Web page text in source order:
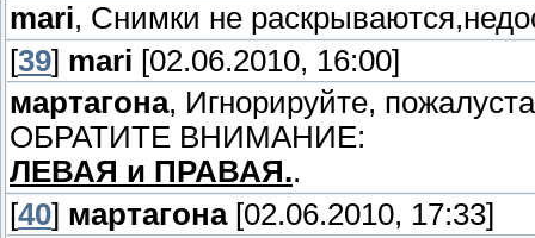
mari, Снимки не
[39] mari [02.06.2010, 16:00]
мартагона, Игнорируйте,
ОБРАТИТЕ ВНИМАНИЕ:
ЛЕВАЯ и ПРАВАЯ..
[40] мартагона[02.06.2010, 17:33]